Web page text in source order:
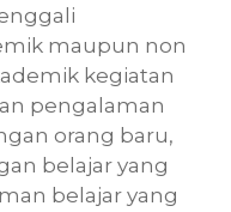
maupun non
kegiatan
pengalaman
orang baru,
belajar yang
belajar yang